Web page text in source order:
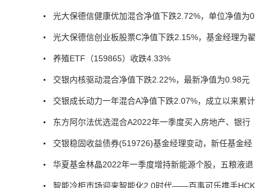
光大保德信健康优加混合净值下跌2.72%，单位净值为0
光大保德信创业板股票C净值下跌2.15%，基金经理为翟
养殖ETF（159865）收跌4.33%
交银内核驱动混合净值下跌2.22%，最新净值为0.98元
交银成长动力一年混合A净值下跌2.07%，成立以来累计
东方阿尔法优选混合A2022年一季度买入房地产、银行
交银稳固收益债券(519726)基金经理变动，新任基金经
华夏基金林晶2022年一季度增持新能源个股，五粮液退
智能冷柜市场迎来智能化2.0时代——百事可乐携手HCK